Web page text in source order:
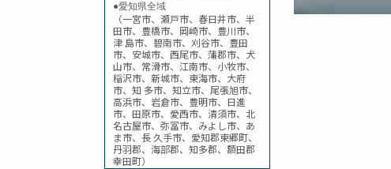
●愛知県全域
（一宮市、瀬戸市、春日井市、半
田市、豊橋市、岡崎市、豊川市、
津 島市、碧南市、刈谷市、豊田
市、安城市、西尾市、蒲郡市、犬
山市、常滑市、江南市、小牧市、
稲沢市、新城市、東海市、大府
市、知 多市、知立市、尾張旭市、
高浜市、岩倉市、豊明市、日進
市、田原市、愛西市、清須市、北
名古屋市、弥冨市、みよし市、あ
ま市、長 久手市、愛知郡東郷町、
丹羽郡、海部郡、知多郡、額田郡
幸田町）